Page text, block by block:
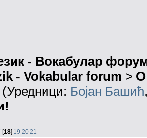
- Вокабулар
- Vokabular forum > О
(Уредници: Бојан Башић
[18] 19 20 21